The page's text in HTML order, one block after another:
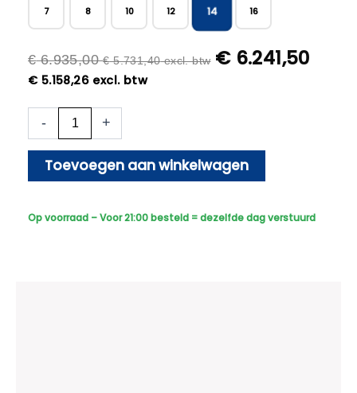
7 8 10 12 14 16
€6.935,00 €5.731,40excl. btw €6.241,50
€5.158,26 excl. btw
-
Beveiligingscamera
Draadloos-
Bullet
Premium
+
Toevoegen aan winkelwagen
Op voorraad – Voor 21:00 besteld = dezelfde dag verstuurd